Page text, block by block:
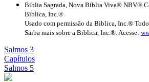
Biblia Sagrada, Nova Bíblia Viva® NBV®
Biblica, Inc.®
Usado com permissão da Biblica, Inc.®
Saiba mais sobre a Biblica, Inc.®. Acesse:
Salmos 3
Capítulos
Salmos 5